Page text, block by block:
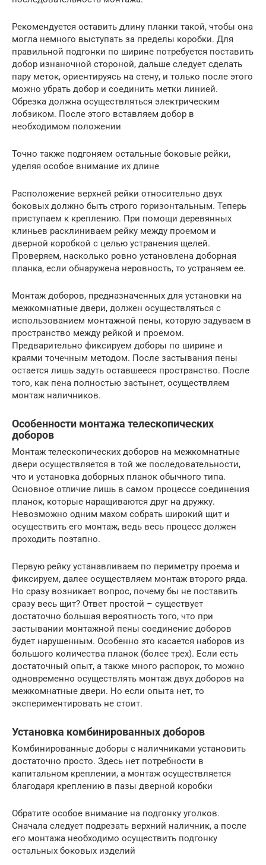
Рекомендуется оставить длину планки такой, чтобы она
могла немного выступать за пределы коробки. Для
правильной подгонки по ширине потребуется поставить
добор изнаночной стороной, дальше следует сделать
пару меток, ориентируясь на стену, и только после этого
можно убрать добор и соединить метки линией.
Обрезка должна осуществляться электрическим
лобзиком. После этого вставляем добор в
необходимом положении
Точно также подгоняем остальные боковые рейки,
уделяя особое внимание их длине
Расположение верхней рейки относительно двух
боковых должно быть строго горизонтальным. Теперь
приступаем к креплению. При помощи деревянных
клиньев расклиниваем рейку между проемом и
дверной коробкой с целью устранения щелей.
Проверяем, насколько ровно установлена доборная
планка, если обнаружена неровность, то устраняем ее.
Монтаж доборов, предназначенных для установки на
межкомнатные двери, должен осуществляться с
использованием монтажной пены, которую задуваем в
пространство между рейкой и проемом.
Предварительно фиксируем доборы по ширине и
краями точечным методом. После застывания пены
остается лишь задуть оставшееся пространство. После
того, как пена полностью застынет, осуществляем
монтаж наличников.
Особенности монтажа телескопических
доборов
Монтаж телескопических доборов на межкомнатные
двери осуществляется в той же последовательности,
что и установка доборных планок обычного типа.
Основное отличие лишь в самом процессе соединения
планок, которые наращиваются друг на дружку.
Невозможно одним махом собрать широкий щит и
осуществить его монтаж, ведь весь процесс должен
проходить поэтапно.
Первую рейку устанавливаем по периметру проема и
фиксируем, далее осуществляем монтаж второго ряда.
Но сразу возникает вопрос, почему бы не поставить
сразу весь щит? Ответ простой – существует
достаточно большая вероятность того, что при
застывании монтажной пены соединение доборов
будет нарушенным. Особенно это касается наборов из
большого количества планок (более трех). Если есть
достаточный опыт, а также много распорок, то можно
одновременно осуществлять монтаж двух доборов на
межкомнатные двери. Но если опыта нет, то
экспериментировать не стоит.
Установка комбинированных доборов
Комбинированные доборы с наличниками установить
достаточно просто. Здесь нет потребности в
капитальном креплении, а монтаж осуществляется
благодаря креплению в пазы дверной коробки
Обратите особое внимание на подгонку уголков.
Сначала следует подрезать верхний наличник, а после
его монтажа необходимо осуществить подгонку
остальных боковых изделий